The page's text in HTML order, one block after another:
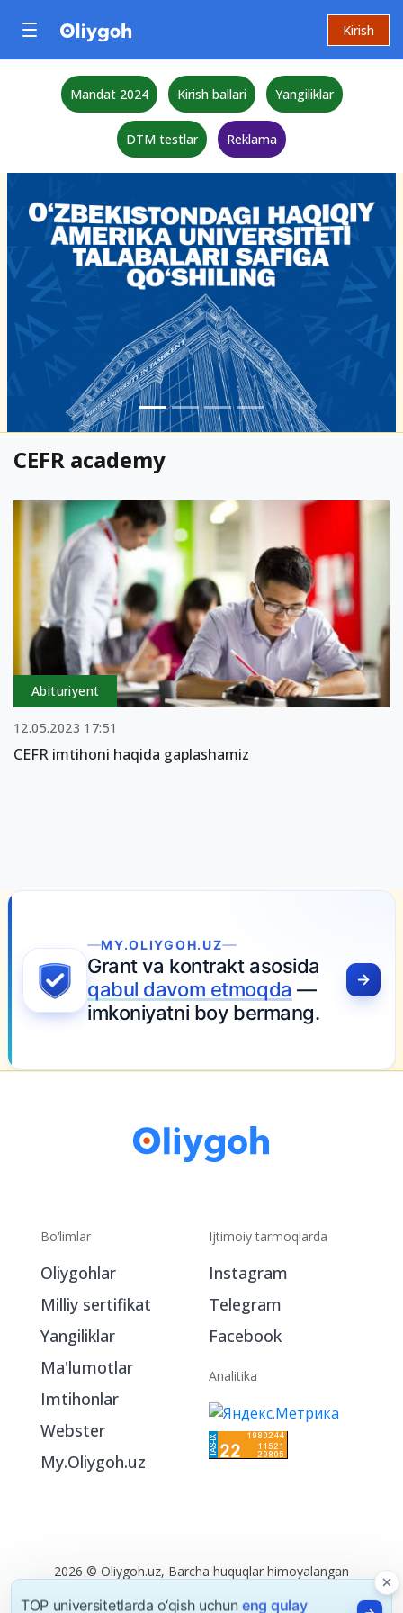
Kirish
Mandat 2024 Kirish ballari Yangiliklar
DTM testlar Reklama
CEFR academy
Abituriyent
12.05.2023 17:51
CEFR imtihoni haqida gaplashamiz
MY.OLIYGOH.UZ
Grant va kontrakt asosida
qabul davom etmoqda —
imkoniyatni boy bermang.
Bo‘limlar
Oliygohlar
Milliy sertifikat
Yangiliklar
Ma'lumotlar
Imtihonlar
Webster
My.Oliygoh.uz
Ijtimoiy tarmoqlarda
Instagram
Telegram
Facebook
Analitika
2026 © Oliygoh.uz, Barcha huquqlar himoyalangan
Reklama/Foydalanish shartlari
TOP universitetlarda o‘qish uchuneng qulay